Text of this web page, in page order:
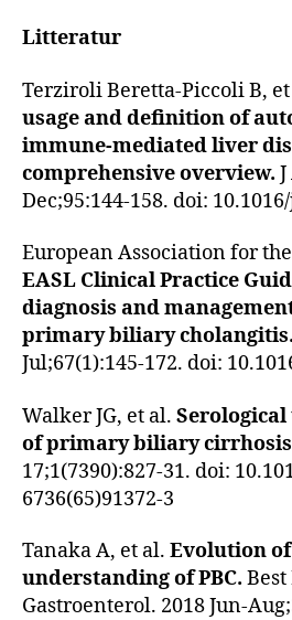
Litteratur
Terziroli Beretta-Piccoli B,
usage and definition of
immune-mediated liver
comprehensive overview.
Dec;95:144-158. doi:
European Association for
EASL Clinical Practice
diagnosis and
primary biliary cholangitis.
Jul;67(1):145-172. doi:
Walker JG, et al. Serological
of primary biliary
17;1(7390):827-31. doi:
6736(65)91372-3
Tanaka A, et al. Evolution
understanding of PBC. Best
Gastroenterol. 2018 Jun-